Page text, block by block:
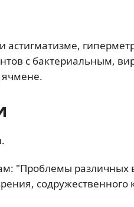
астигматизме,
с бактериальным,
ячмене.
"Проблемы различных
содружественного